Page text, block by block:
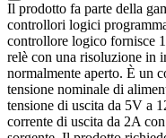
Il prodotto fa parte della
controllori logici
controllore logico fornisce
relè con una risoluzione in
normalmente aperto. È un
tensione nominale di
tensione di uscita da 5V a
corrente di uscita da 2A